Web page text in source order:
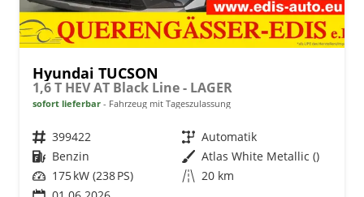
Hyundai TUCSON
1,6 T HEV AT Black Line - LAGER
sofort lieferbar Fahrzeug mit Tageszulassung
Fahrzeugnr. 399422 Getriebe Automatik
Kraftstoff Benzin Außenfarbe Atlas White Metallic ()
Leistung 175 kW (238 PS) Kilometerstand 20 km